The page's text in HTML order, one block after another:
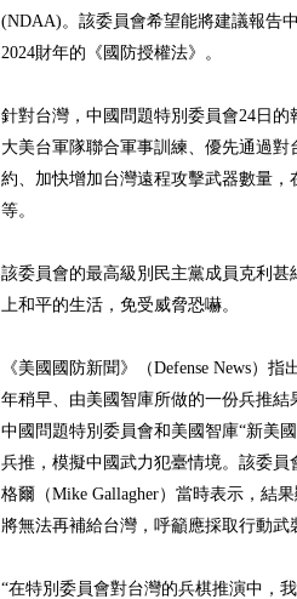
(NDAA)。該委員會希望能將建議報告
2024財年的《國防授權法》。
針對台灣，中國問題特別委員會24日
大美台軍隊聯合軍事訓練、優先通過
約、加快增加台灣遠程攻擊武器數量
等。
該委員會的最高級別民主黨成員克利
上和平的生活，免受威脅恐嚇。
《美國國防新聞》（Defense News）
年稍早、由美國智庫所做的一份兵推結
中國問題特別委員會和美國智庫“新美
兵推，模擬中國武力犯臺情境。該委
格爾（Mike Gallagher）當時表示，結
將無法再補給台灣，呼籲應採取行動武
“在特別委員會對台灣的兵棋推演中，